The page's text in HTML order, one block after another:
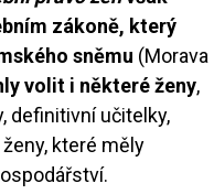
zákoně, který
sněmu (Morava
volit i některé ženy,
definitivní učitelky,
které měly